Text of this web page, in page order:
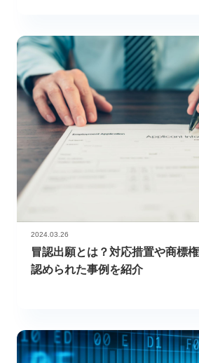
2024.03.26
冒認出願とは？対応措置や商標
認められた事例を紹介